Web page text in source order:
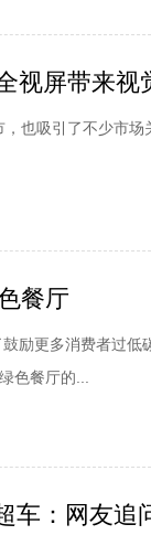
视屏带来视
也吸引了不少市
餐厅
励更多消费者过
色餐厅的...
车：网友追